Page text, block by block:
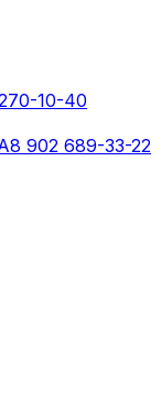
10-40
8 902 689-33-22